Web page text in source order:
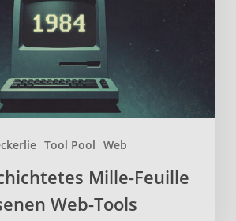
Tool Pool Web
Mille-Feuille
Web-Tools